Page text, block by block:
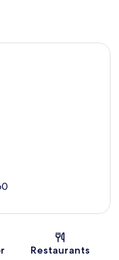
Restaurants